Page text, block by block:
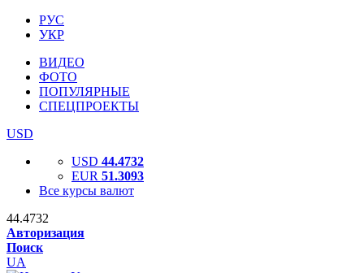
РУС
УКР
ВИДЕО
ФОТО
ПОПУЛЯРНЫЕ
СПЕЦПРОЕКТЫ
USD
USD 44.4732
EUR 51.3093
Все курсы валют
44.4732
Авторизация
Поиск
UA